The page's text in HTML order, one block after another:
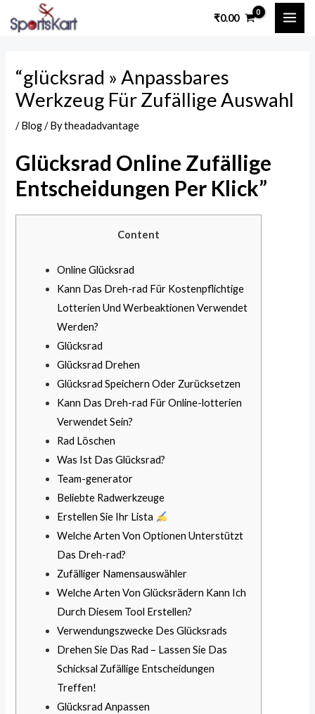
₹0.00
“glücksrad » Anpassbares
Werkzeug Für Zufällige Auswahl
/Blog/ Bytheadadvantage
Glücksrad Online Zufällige
Entscheidungen Per Klick”
Content
Online Glücksrad
Kann Das Dreh-rad Für Kostenpflichtige
Lotterien Und Werbeaktionen Verwendet
Werden?
Glücksrad
Glücksrad Drehen
Glücksrad Speichern Oder Zurücksetzen
Kann Das Dreh-rad Für Online-lotterien
Verwendet Sein?
Rad Löschen
Was Ist Das Glücksrad?
Team-generator
Beliebte Radwerkzeuge
Erstellen Sie Ihr Lista
Welche Arten Von Optionen Unterstützt
Das Dreh-rad?
Zufälliger Namensauswähler
Welche Arten Von Glücksrädern Kann Ich
Durch Diesem Tool Erstellen?
Verwendungszwecke Des Glücksrads
Drehen Sie Das Rad – Lassen Sie Das
Schicksal Zufällige Entscheidungen
Treffen!
Glücksrad Anpassen
navigation